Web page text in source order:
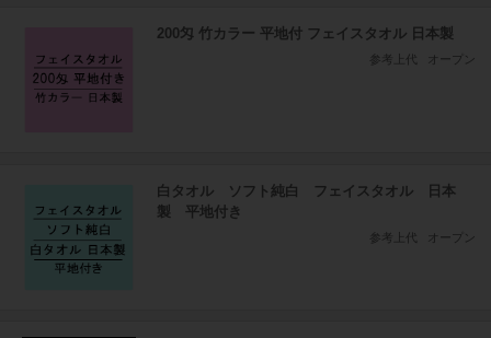
200匁 竹カラー 平地付 フェイスタオル 日本製
参考上代 オープン
白タオル ソフト純白 フェイスタオル 日本
製 平地付き
参考上代 オープン